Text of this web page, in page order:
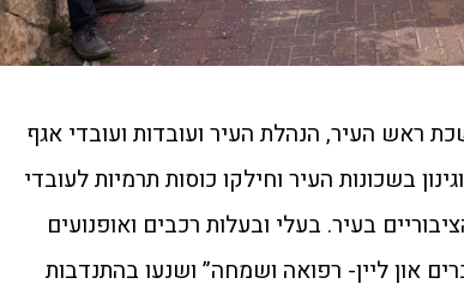
ראש העיר, הנהלת העיר ועובדות ועובדי אגף
בשכונות העיר וחילקו כוסות תרמיות לעובדי
בעיר. בעלי ובעלות רכבים ואופנועים
און ליין- רפואה ושמחה” ושנעו בהתנדבות